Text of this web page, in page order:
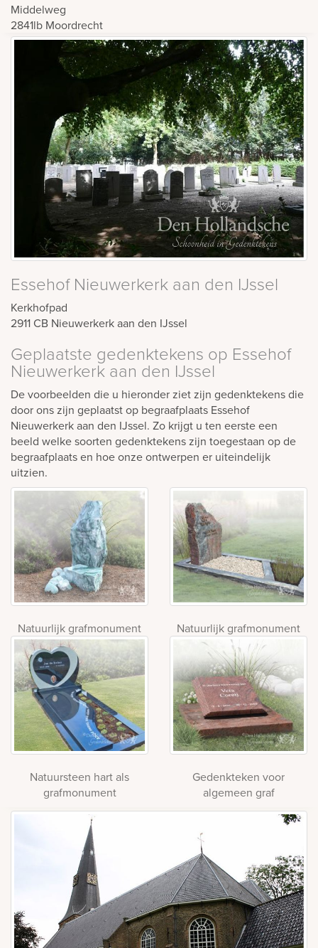
Middelweg
2841lb Moordrecht
Essehof Nieuwerkerk aan den IJssel
Kerkhofpad
2911 CB Nieuwerkerk aan den IJssel
Geplaatste gedenktekens op Essehof
Nieuwerkerk aan den IJssel
De voorbeelden die u hieronder ziet zijn gedenktekens die
door ons zijn geplaatst op begraafplaats Essehof
Nieuwerkerk aan den IJssel. Zo krijgt u ten eerste een
beeld welke soorten gedenktekens zijn toegestaan op de
begraafplaats en hoe onze ontwerpen er uiteindelijk
uitzien.
Natuurlijk grafmonument Natuurlijk grafmonument
Natuursteen hart als
grafmonument
Gedenkteken voor
algemeen graf